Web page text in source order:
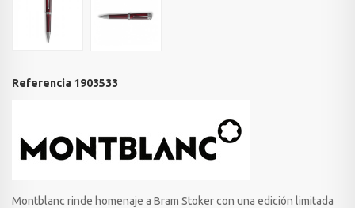
Referencia 1903533
Montblanc rinde homenaje a Bram Stoker con una edición limitada